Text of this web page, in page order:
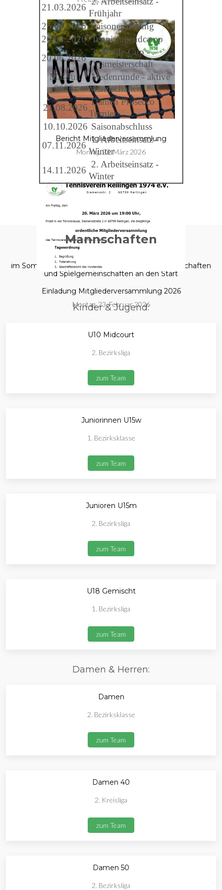
Bericht Mitgliederversammlung
Montag, 23. März 2026
Einladung Mitgliederversammlung 2026
Montag, 23. Februar 2026
21.03.2026
Frühjahr
25.04.2026 Saisoneröffnung
26.04.2026 Tennisjugendcamp
20.06.2026
3. Welde-Cup -
Ortsmeisterschaft
Mai-Juli
2026
Medenrunde - aktive
Mannschaften
21.08.2026
Damen Prosecco
Turnier
10.10.2026 Saisonabschluss
07.11.2026
1. Arbeitseinsatz -
Winter
14.11.2026
2. Arbeitseinsatz -
Winter
Mannschaften
im Sommer 2025 gehen wir mit folgenden Mannschaften
und Spielgemeinschaften an den Start
Kinder & Jugend:
U10 Midcourt
2. Bezirksliga
zum Team
Juniorinnen U15w
1. Bezirksklasse
zum Team
Junioren U15m
2. Bezirksliga
zum Team
U18 Gemischt
1. Bezirksliga
zum Team
Damen & Herren:
Damen
2. Bezirksklasse
zum Team
Damen 40
2. Kreisliga
zum Team
Damen 50
2. Bezirksliga